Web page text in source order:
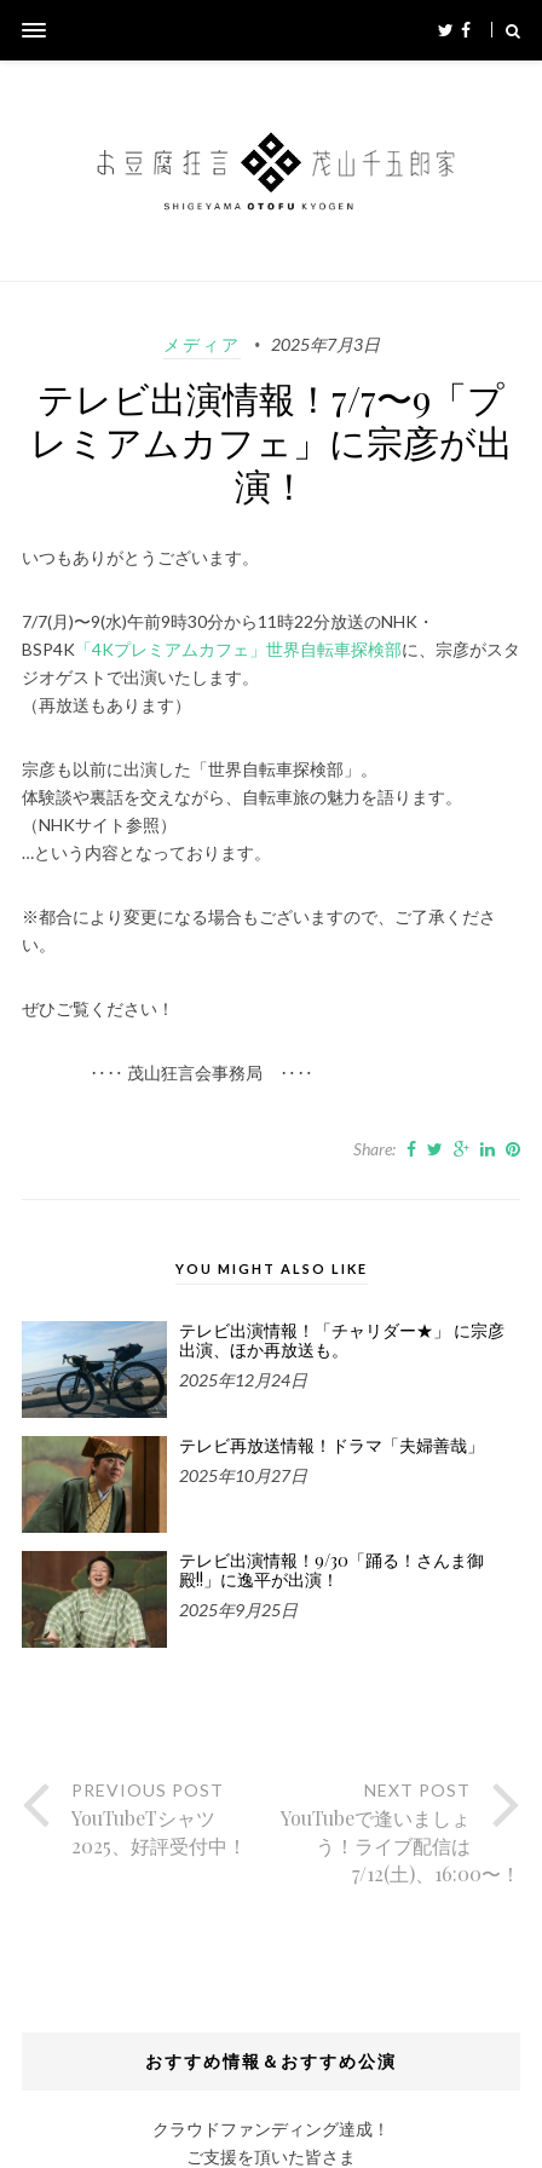
メディア 2025年7月3日
テレビ出演情報！7/7〜9「プ
レミアムカフェ」に宗彦が出
演！
いつもありがとうございます。
7/7(月)〜9(水)午前9時30分から11時22分放送のNHK・
BSP4K「4Kプレミアムカフェ」世界自転車探検部に、宗彦がスタ
ジオゲストで出演いたします。
（再放送もあります）
宗彦も以前に出演した「世界自転車探検部」。
体験談や裏話を交えながら、自転車旅の魅力を語ります。
（NHKサイト参照）
…という内容となっております。
※都合により変更になる場合もございますので、ご了承くださ
い。
ぜひご覧ください！
‥‥ 茂山狂言会事務局 ‥‥
Share:
YOU MIGHT ALSO LIKE
テレビ出演情報！「チャリダー★」 に宗彦
出演、ほか再放送も。
2025年12月24日
テレビ再放送情報！ドラマ「夫婦善哉」
2025年10月27日
テレビ出演情報！9/30「踊る！さんま御
殿!!」に逸平が出演！
2025年9月25日
PREVIOUS POST
YouTubeTシャツ
2025、好評受付中！
NEXT POST
YouTubeで逢いましょ
う！ライブ配信は
7/12(土)、16:00〜！
おすすめ情報＆おすすめ公演
クラウドファンディング達成！
ご支援を頂いた皆さま